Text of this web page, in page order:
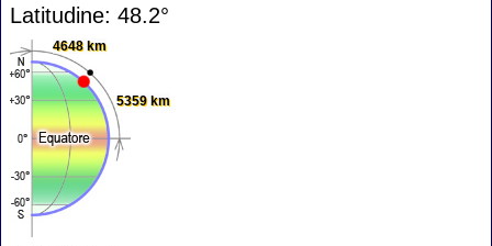
Latitudine: 48.2°
4648 km
5359 km